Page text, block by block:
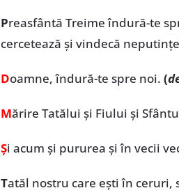
Preasfântă Treime îndură-te
cercetează și vindecă
Doamne, îndură-te spre noi. (
Mărire Tatălui și Fiului și
Și acum și pururea și în vecii
Tatăl nostru care ești în ceruri,